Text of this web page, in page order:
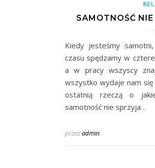
SAMOTNOŚĆ
Kiedy jesteśmy
czasu spędzamy w
a w pracy wszyscy
wszystko wydaje nam się
ostatnią rzeczą o
samotność nie sprzyja…
przezadmin